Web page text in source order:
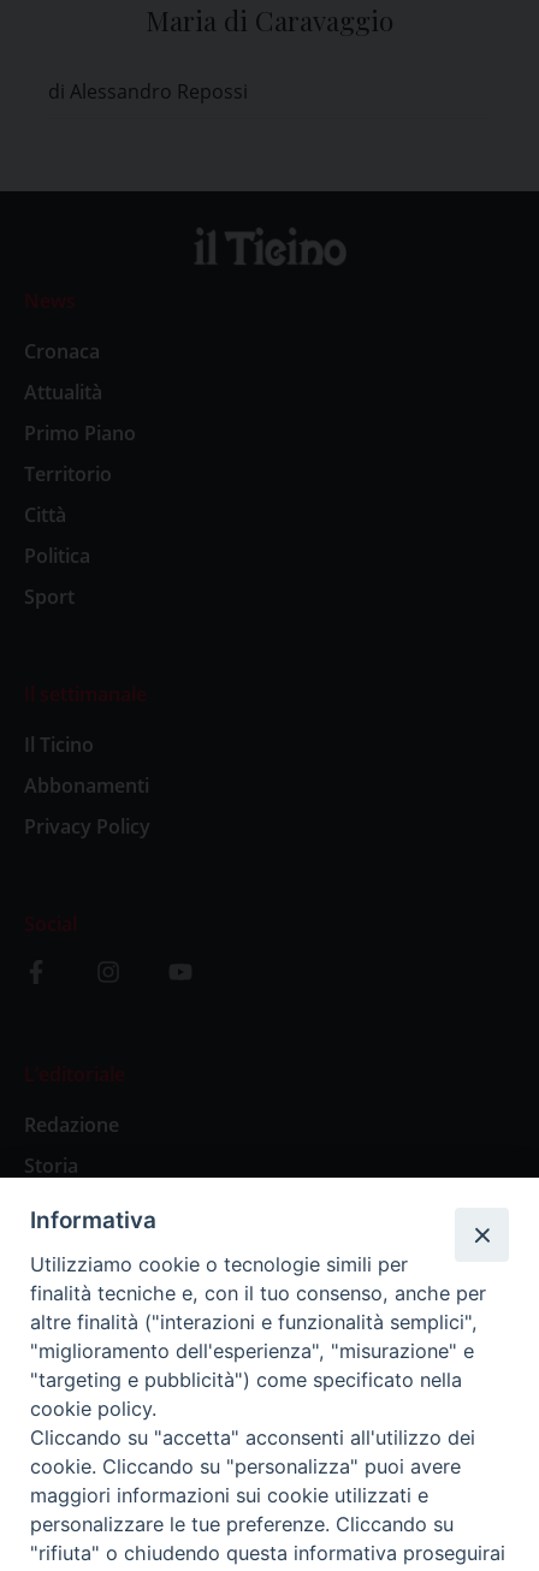
Maria di Caravaggio
di Alessandro Repossi
News
Cronaca
Attualità
Primo Piano
Territorio
Città
Politica
Sport
Il settimanale
Il Ticino
Abbonamenti
Privacy Policy
Social
L’editoriale
Redazione
Storia
Abbonamenti
Abbonamento Annuale Digitale
Abbonamento Annuale Cartaceo
Abbonamento Singola Copia Digitale
Redazione: Pavia, Piazza Duomo 11 - tel. 0382.24736 -
amministrazione@ilticino.it - repossi@ilticino.it - P.
Informativa
Utilizziamo cookie o tecnologie simili per
finalità tecniche e, con il tuo consenso, anche per
altre finalità ("interazioni e funzionalità semplici",
"miglioramento dell'esperienza", "misurazione" e
"targeting e pubblicità") come specificato nella
cookie policy.
Cliccando su "accetta" acconsenti all'utilizzo dei
cookie. Cliccando su "personalizza" puoi avere
maggiori informazioni sui cookie utilizzati e
personalizzare le tue preferenze. Cliccando su
"rifiuta" o chiudendo questa informativa proseguirai